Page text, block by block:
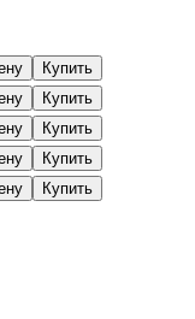
Купить
Купить
Купить
Купить
Купить